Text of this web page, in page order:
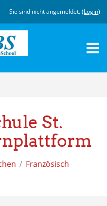
Sie sind nicht angemeldet. (Login)
St.
Französisch